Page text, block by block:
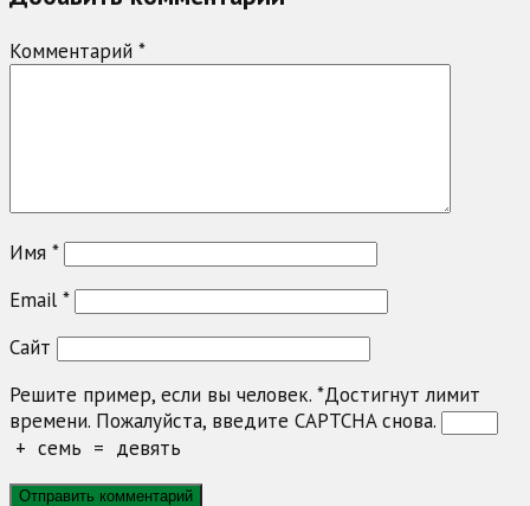
Комментарий *
Имя *
Email *
Сайт
Решите пример, если вы человек. *Достигнут лимит
времени. Пожалуйста, введите CAPTCHA снова.
+ семь = девять